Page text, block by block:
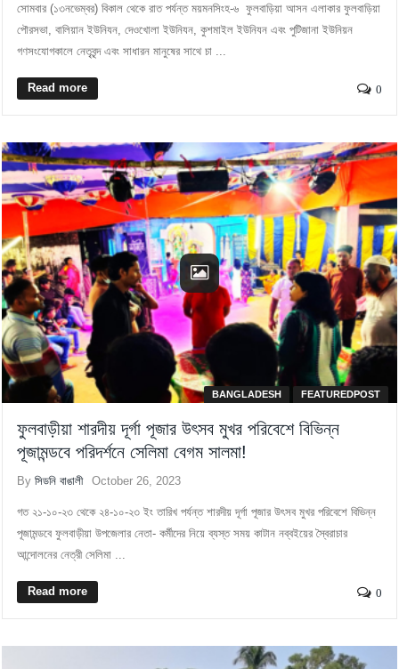
সোমবার (১৩নভেম্বর) বিকাল থেকে রাত পর্যন্ত ময়মনসিংহ-৬ ফুলবাড়িয়া আসন এলাকার ফুলবাড়িয়া
পৌরসভা, বালিয়ান ইউনিযন, দেওখোলা ইউনিযন, কুশমাইল ইউনিযন এবং পুটিজানা ইউনিয়ন
গণসংযোগকালে নেতৃবৃন্দ এবং সাধারন মানুষের সাথে চা ...
Read more 0
BANGLADESH FEATUREDPOST
ফুলবাড়ীয়া শারদীয় দূর্গা পূজার উৎসব মুখর পরিবেশে বিভিন্ন
পূজামন্ডবে পরিদর্শনে সেলিমা বেগম সালমা!
Byসিডনি বাঙালী October 26, 2023
গত ২১-১০-২৩ থেকে ২৪-১০-২৩ ইং তারিখ পর্যন্ত শারদীয় দূর্গা পূজার উৎসব মুখর পরিবেশে বিভিন্ন
পূজামন্ডবে ফুলবাড়ীয়া উপজেলার নেতা- কর্মীদের নিয়ে ব্যস্ত সময় কাটান নব্বইয়ের স্বৈরাচার
আন্দোলনের নেত্রী সেলিমা ...
Read more 0